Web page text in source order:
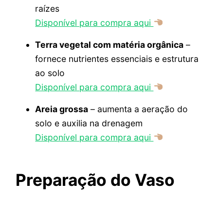
raízes
Disponível para compra aqui
Terra vegetal com matéria orgânica –
fornece nutrientes essenciais e estrutura
ao solo
Disponível para compra aqui
Areia grossa – aumenta a aeração do
solo e auxilia na drenagem
Disponível para compra aqui
Preparação do Vaso